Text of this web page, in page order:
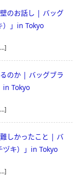
のお話し | バッグ
）」in Tokyo
のか | バッグブラ
in Tokyo
しかったこと | バ
キ）」in Tokyo